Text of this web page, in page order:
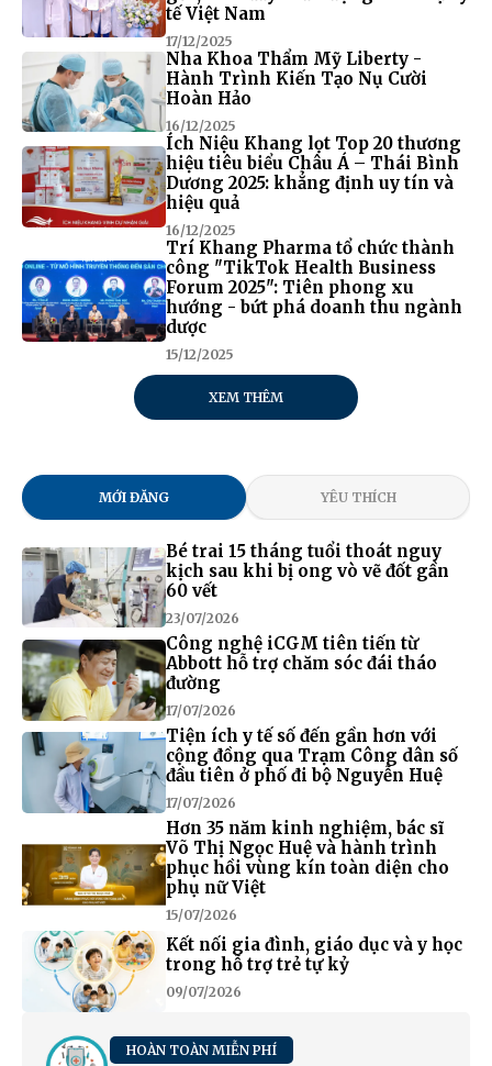
tế Việt Nam
17/12/2025
Nha Khoa Thẩm Mỹ Liberty -
Hành Trình Kiến Tạo Nụ Cười
Hoàn Hảo
16/12/2025
Ích Niệu Khang lọt Top 20 thương
hiệu tiêu biểu Châu Á – Thái Bình
Dương 2025: khẳng định uy tín và
hiệu quả
16/12/2025
Trí Khang Pharma tổ chức thành
công "TikTok Health Business
Forum 2025": Tiên phong xu
hướng - bứt phá doanh thu ngành
dược
15/12/2025
XEM THÊM
MỚI ĐĂNG YÊU THÍCH
Bé trai 15 tháng tuổi thoát nguy
kịch sau khi bị ong vò vẽ đốt gần
60 vết
23/07/2026
Công nghệ iCGM tiên tiến từ
Abbott hỗ trợ chăm sóc đái tháo
đường
17/07/2026
Tiện ích y tế số đến gần hơn với
cộng đồng qua Trạm Công dân số
đầu tiên ở phố đi bộ Nguyễn Huệ
17/07/2026
Hơn 35 năm kinh nghiệm, bác sĩ
Võ Thị Ngọc Huệ và hành trình
phục hồi vùng kín toàn diện cho
phụ nữ Việt
15/07/2026
Kết nối gia đình, giáo dục và y học
trong hỗ trợ trẻ tự kỷ
09/07/2026
HOÀN TOÀN MIỄN PHÍ